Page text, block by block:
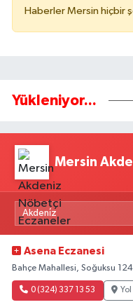
Haberler Mersin hiçbir
Yükleniyor...
Mersin
Asena Eczanesi
Bahçe Mahallesi, Soğuksu
0 (324) 337 13 53 Yol